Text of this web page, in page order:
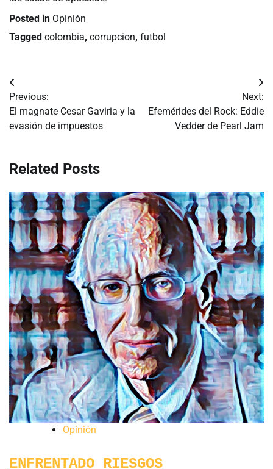
Posted in Opinión
Tagged colombia, corrupcion, futbol
Navegación
de
entradas
Previous:
El magnate Cesar Gaviria y la
evasión de impuestos
Next:
Efemérides del Rock: Eddie
Vedder de Pearl Jam
Related Posts
Opinión
ENFRENTADO RIESGOS